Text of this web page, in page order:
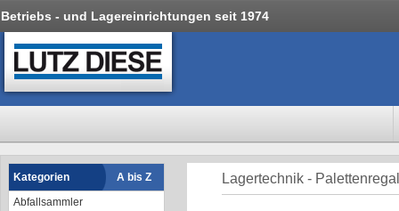
Betriebs - und Lagereinrichtungen seit 1974
Kategorien
A bis Z
Abfallsammler
Lagertechnik -